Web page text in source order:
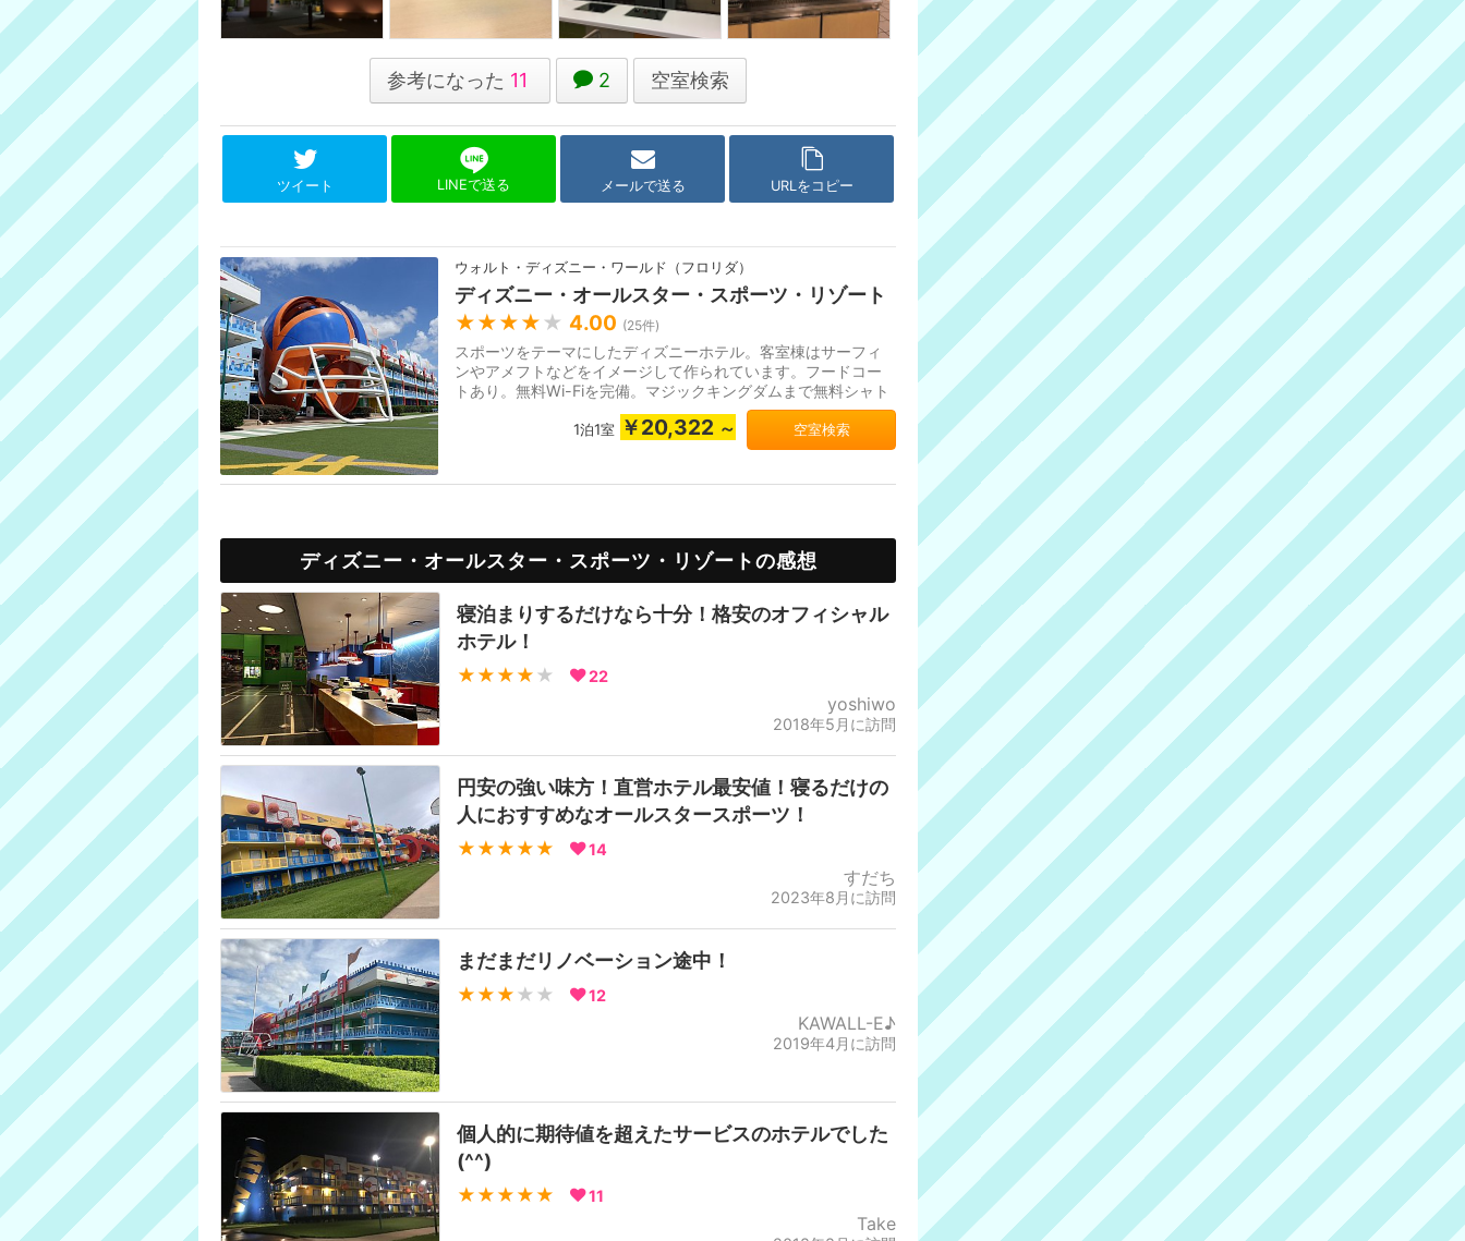
参考になった 11 2 空室検索
ツイート LINEで送る メールで送る URLをコピー
ウォルト・ディズニー・ワールド（フロリダ）
ディズニー・オールスター・スポーツ・リゾート
★★★★ ★ 4.00 (25件)
スポーツをテーマにしたディズニーホテル。客室棟はサーフィ
ンやアメフトなどをイメージして作られています。フードコー
トあり。無料Wi-Fiを完備。マジックキングダムまで無料シャト
ルバスで20分。客室のリノベー...
1泊1室 ￥20,322 ～ 空室検索
ディズニー・オールスター・スポーツ・リゾートの感想
寝泊まりするだけなら十分！格安のオフィシャル
ホテル！
★★★★ ★ 22
yoshiwo
2018年5月に訪問
円安の強い味方！直営ホテル最安値！寝るだけの
人におすすめなオールスタースポーツ！
★★★★★ 14
すだち
2023年8月に訪問
まだまだリノベーション途中！
★★★ ★★ 12
KAWALL-E♪
2019年4月に訪問
個人的に期待値を超えたサービスのホテルでした
(^^)
★★★★★ 11
Take